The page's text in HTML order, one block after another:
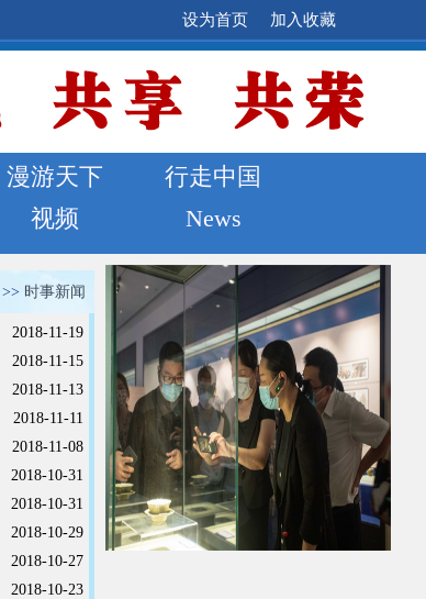
加入收藏
设为首页
漫游天下
行走中国
视频 News
>> 时事新闻
2018-11-19
2018-11-15
2018-11-13
2018-11-11
2018-11-08
2018-10-31
2018-10-31
2018-10-29
2018-10-27
2018-10-23